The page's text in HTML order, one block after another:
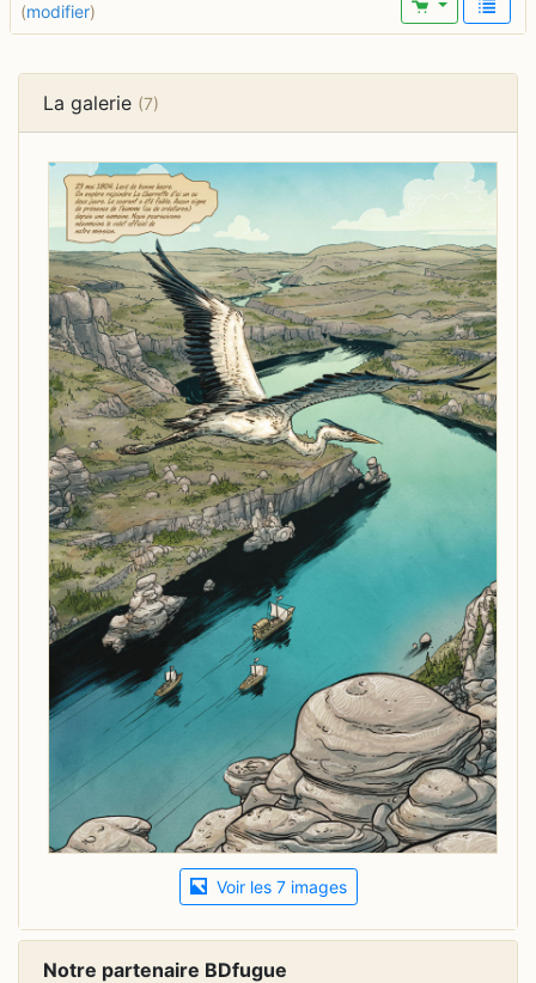
(modifier)
La galerie (7)
Voir les 7 images
Notre partenaire BDfugue